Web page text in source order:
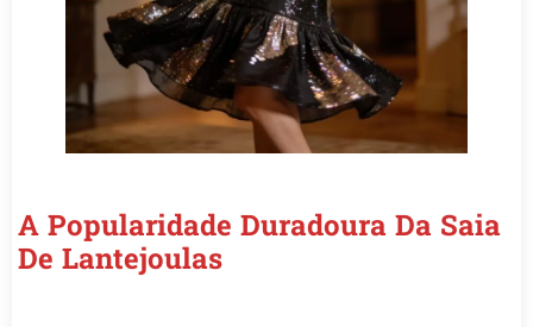
A Popularidade Duradoura Da Saia
De Lantejoulas